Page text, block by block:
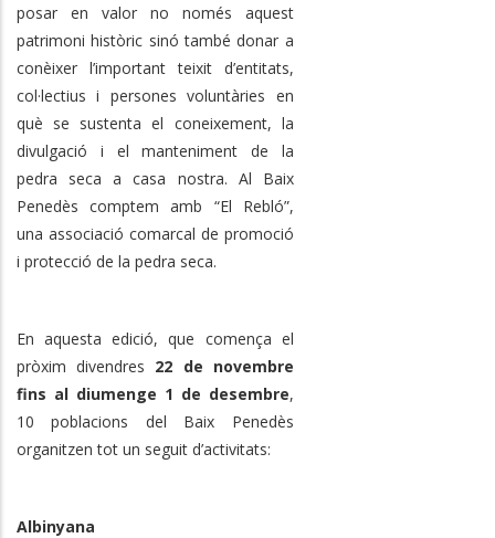
posar en valor no només aquest
patrimoni històric sinó també donar a
conèixer l’important teixit d’entitats,
col·lectius i persones voluntàries en
què se sustenta el coneixement, la
divulgació i el manteniment de la
pedra seca a casa nostra. Al Baix
Penedès comptem amb “El Rebló”,
una associació comarcal de promoció
i protecció de la pedra seca.
En aquesta edició, que comença el
pròxim divendres 22 de novembre
fins al diumenge 1 de desembre,
10 poblacions del Baix Penedès
organitzen tot un seguit d’activitats:
Albinyana